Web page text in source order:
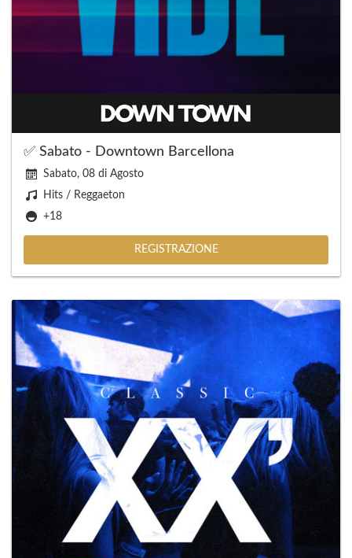
✅ Sabato - Downtown Barcellona
Sabato, 08 di Agosto
Hits / Reggaeton
+18
REGISTRAZIONE